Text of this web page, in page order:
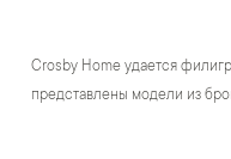
Crosby Home удается
представлены модели из